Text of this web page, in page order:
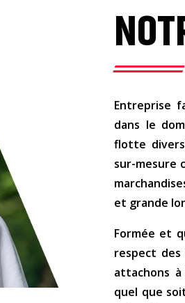
Entreprise
dans le
flotte
sur-mesure
et grande
Formée et
respect
attachons
quel que